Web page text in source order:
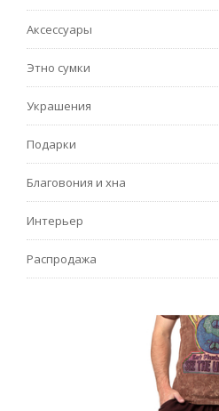
Аксессуары
Этно сумки
Украшения
Подарки
Благовония и хна
Интерьер
Распродажа